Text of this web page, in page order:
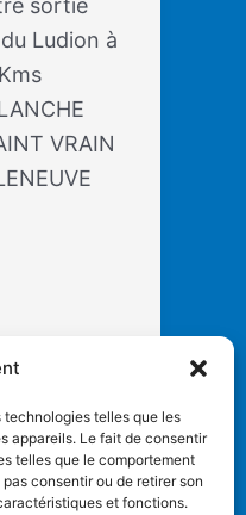
technologies telles que les
appareils. Le fait de consentir
telles que le comportement
consentir ou de retirer son
et fonctions.
sortie
Ludion à
VRAIN